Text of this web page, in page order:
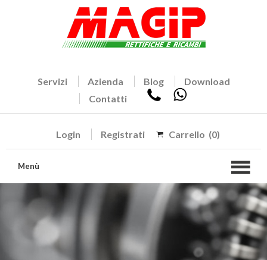
Servizi Azienda Blog
Download
Contatti
Login Registrati Carrello (0)
Menù